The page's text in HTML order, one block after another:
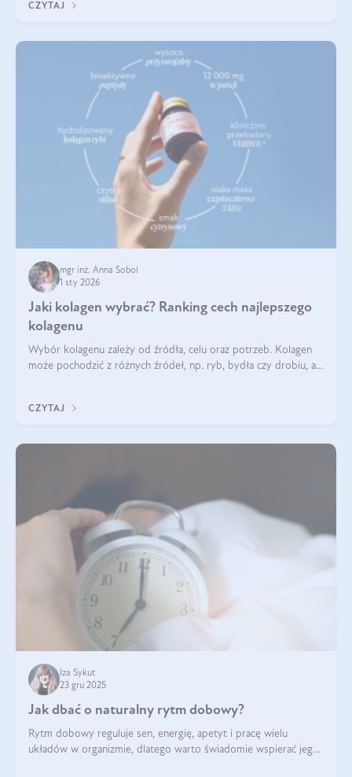
CZYTAJ
mgr inż. Anna Sobol
1 sty 2026
Jaki kolagen wybrać? Ranking cech najlepszego
kolagenu
Wybór kolagenu zależy od źródła, celu oraz potrzeb. Kolagen
może pochodzić z różnych źródeł, np. ryb, bydła czy drobiu, a
bydlęcy.
CZYTAJ
Iza Sykut
23 gru 2025
Jak dbać o naturalny rytm dobowy?
Rytm dobowy reguluje sen, energię, apetyt i pracę wielu
układów w organizmie, dlatego warto świadomie wspierać jego